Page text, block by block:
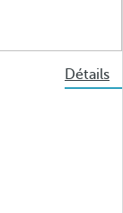
Détails